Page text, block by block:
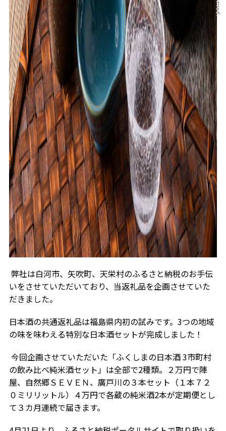
弊社は白河市、矢吹町、天栄村のふるさと納税のお手伝
いをさせていただいており、当返礼品を企画させていた
だきました。
日本酒の共通返礼品は福島県内初の試みです。3つの地域
の味を味わえる特別な日本酒セットが完成しました！
今回企画させていただいた「ふくしまの日本酒 3市町村
の飲み比べ純米酒セット」は全部で2種類。２万円で陣
屋、自然郷ＳＥＶＥＮ、廣戸川の３本セット（１本７２
０ミリリットル）４万円で各蔵の純米酒2本が定期便とし
て３カ月連続で届きます。